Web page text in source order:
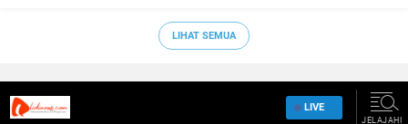
LIHAT SEMUA